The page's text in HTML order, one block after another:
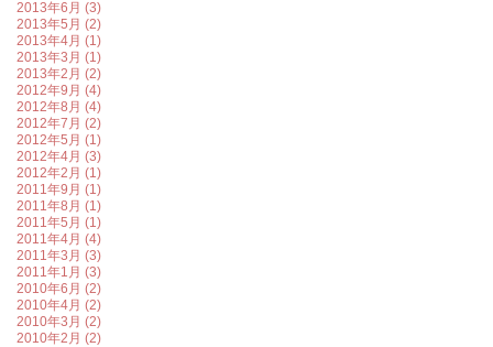
2013年6月 (3)
2013年5月 (2)
2013年4月 (1)
2013年3月 (1)
2013年2月 (2)
2012年9月 (4)
2012年8月 (4)
2012年7月 (2)
2012年5月 (1)
2012年4月 (3)
2012年2月 (1)
2011年9月 (1)
2011年8月 (1)
2011年5月 (1)
2011年4月 (4)
2011年3月 (3)
2011年1月 (3)
2010年6月 (2)
2010年4月 (2)
2010年3月 (2)
2010年2月 (2)